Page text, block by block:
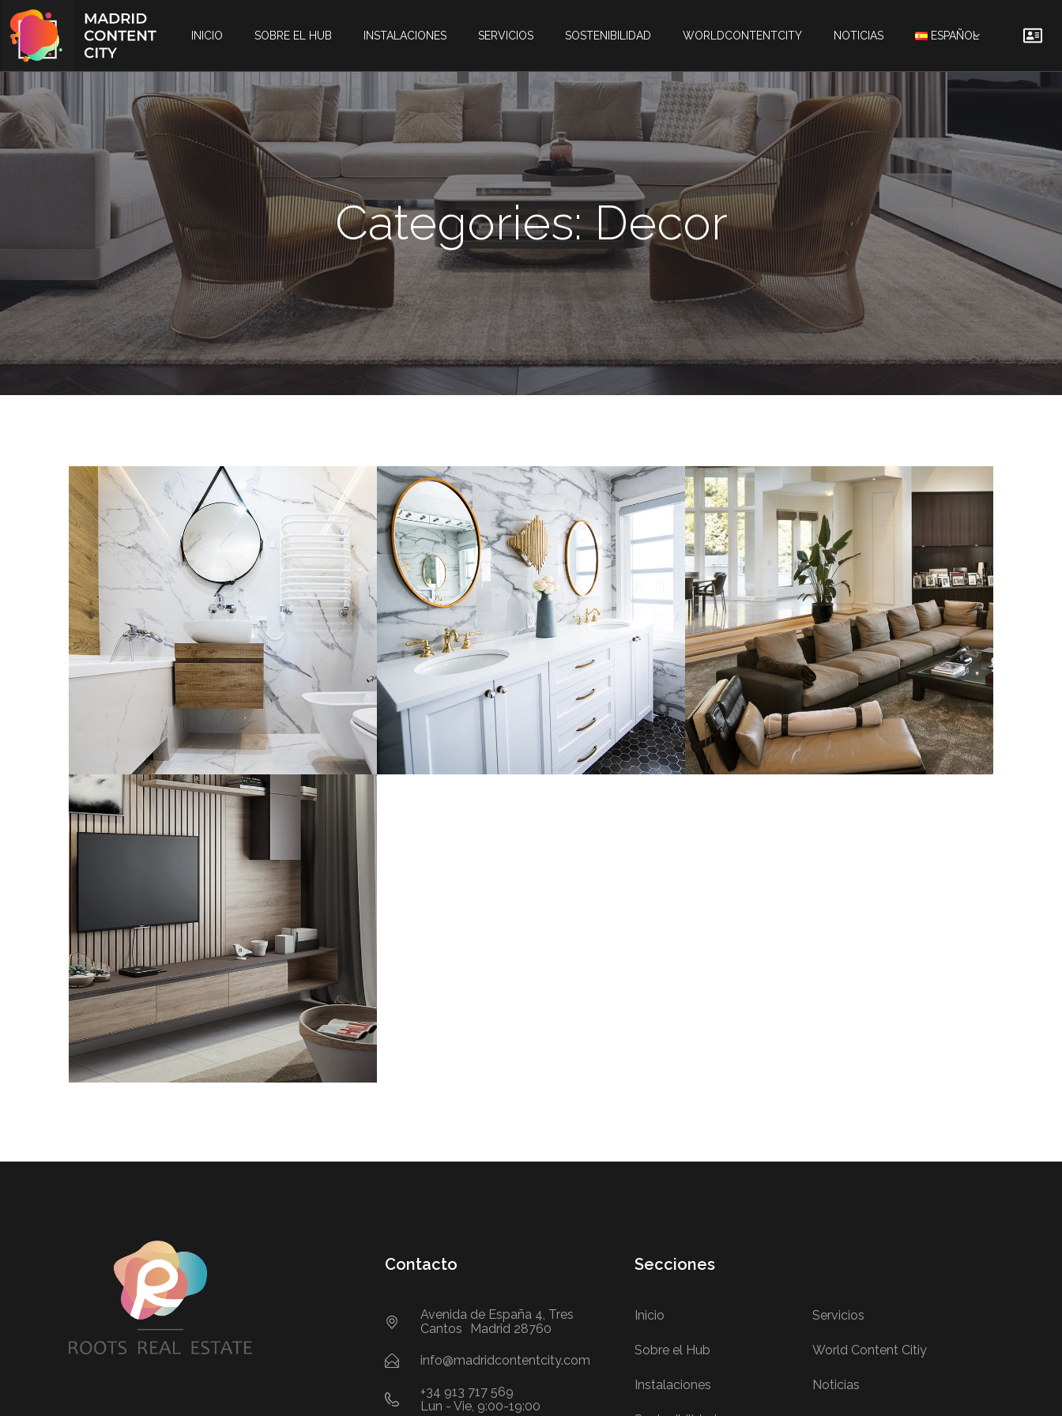
INICIO SOBRE EL HUB INSTALACIONES SERVICIOS SOSTENIBILIDAD WORLDCONTENTCITY NOTICIAS ESPAÑOL
Categories:Decor
Minimal Guests House
DECOR INTERIOR
Luxury Bathroom Interior
DECOR FURNITURE
White Italian Villa
DECOR
Minimalistic Art House
ARCHITECTURE DECOR
Contacto
Avenida de España 4, Tres
Cantos Madrid 28760
info@madridcontentcity.com
+34 913 717 569
Lun - Vie, 9:00-19:00
Secciones
Inicio
Sobre el Hub
Instalaciones
Servicios
World Content Citiy
Noticias